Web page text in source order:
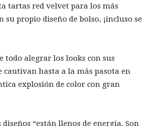
tartas red velvet para los más
propio diseño de bolso, ¡incluso se
todo alegrar los looks con sus
cautivan hasta a la más pasota en
explosión de color con gran
“están llenos de energía. Son